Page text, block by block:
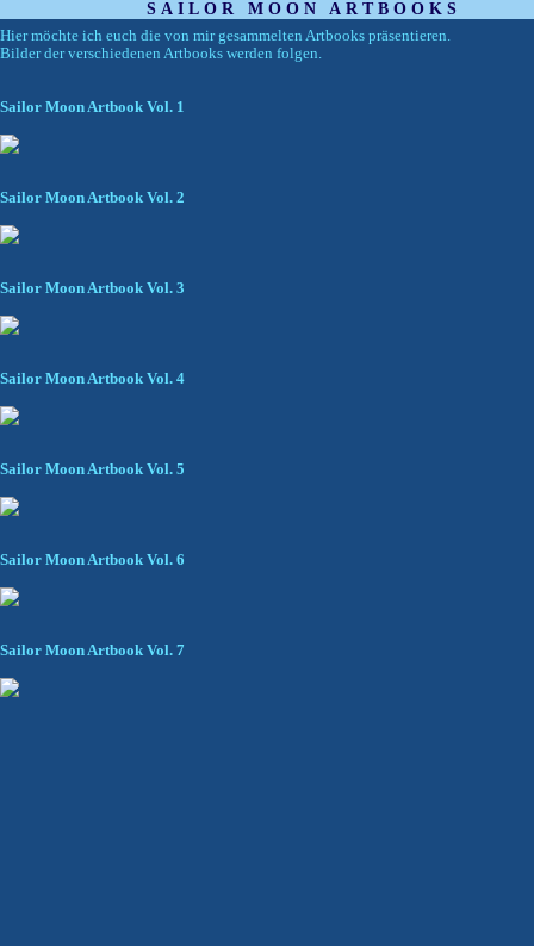
SAILOR MOON ARTBOOKS
Hier möchte ich euch die von mir gesammelten Artbooks präsentieren.
Bilder der verschiedenen Artbooks werden folgen.
Sailor Moon Artbook Vol. 1
Sailor Moon Artbook Vol. 2
Sailor Moon Artbook Vol. 3
Sailor Moon Artbook Vol. 4
Sailor Moon Artbook Vol. 5
Sailor Moon Artbook Vol. 6
Sailor Moon Artbook Vol. 7